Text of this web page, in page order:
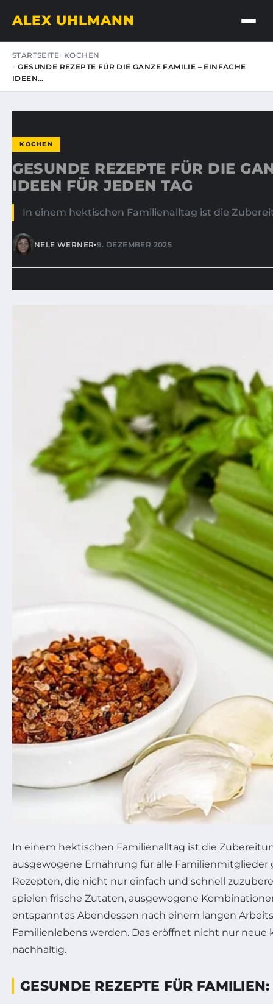
ALEX UHLMANN
STARTSEITE KOCHEN
GESUNDE REZEPTE FÜR DIE GANZE FAMILIE – EINFACHE
IDEEN…
KOCHEN
GESUNDE REZEPTE FÜR DIE
IDEEN FÜR JEDEN TAG
In einem hektischen Familienalltag ist die
NELE WERNER•9. DEZEMBER 2025
In einem hektischen Familienalltag ist die
ausgewogene Ernährung für alle
Rezepten, die nicht nur einfach und schnell
spielen frische Zutaten, ausgewogene
entspanntes Abendessen nach einem langen
Familienlebens werden. Das eröffnet nicht nur
nachhaltig.
GESUNDE REZEPTE FÜR